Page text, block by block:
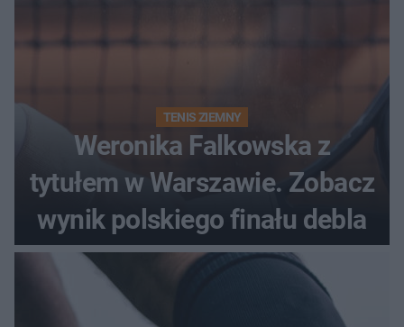
TENIS ZIEMNY
Weronika Falkowska z
tytułem w Warszawie. Zobacz
wynik polskiego finału debla